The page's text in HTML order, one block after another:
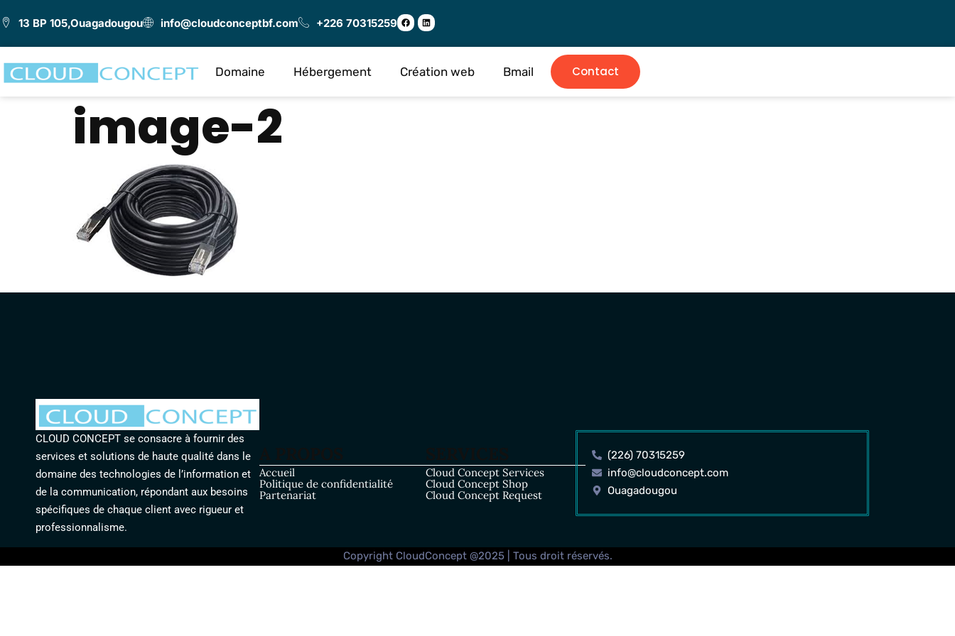
13 BP 105,Ouagadougou info@cloudconceptbf.com +226 70315259
Domaine Hébergement Création web Bmail Contact
image-2
CLOUD CONCEPT se consacre à fournir des
services et solutions de haute qualité dans le
domaine des technologies de l’information et
de la communication, répondant aux besoins
spécifiques de chaque client avec rigueur et
professionnalisme.
Accueil
Politique de confidentialité
Partenariat
Cloud Concept Services
Cloud Concept Shop
Cloud Concept Request
(226) 70315259
info@cloudconcept.com
Ouagadougou
Copyright CloudConcept @2025 | Tous droit réservés.